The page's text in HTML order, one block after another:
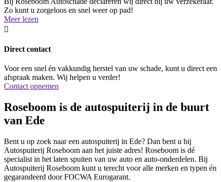
Zo kunt u zorgeloos en snel weer op pad!
Meer lezen

Direct contact
Voor een snel én vakkundig herstel van uw schade, kunt u direct een
afspraak maken. Wij helpen u verder!
Contact opnemen
Roseboom is de autospuiterij in de buurt
van Ede
Bent u op zoek naar een autospuiterij in Ede? Dan bent u bij
Autospuiterij Roseboom aan het juiste adres! Roseboom is dé
specialist in het laten spuiten van uw auto en auto-onderdelen. Bij
Autospuiterij Roseboom kunt u terecht voor alle merken en typen én
gegarandeerd door FOCWA Eurogarant.